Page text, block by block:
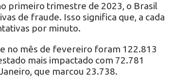
primeiro trimestre de 2023, o Brasil
de fraude. Isso significa que, a cada
por minuto.
no mês de fevereiro foram 122.813
mais impactado com 72.781
que marcou 23.738.